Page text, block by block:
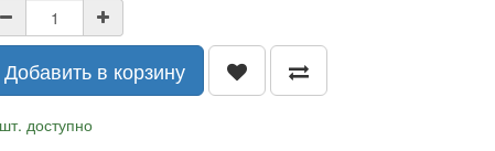
Добавить в корзину
доступно